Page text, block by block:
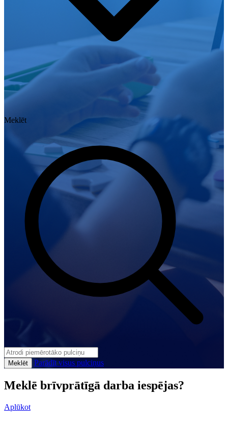
Meklēt
Meklēt Parādīt visus pulciņus
Meklē brīvprātīgā darba iespējas?
Aplūkot